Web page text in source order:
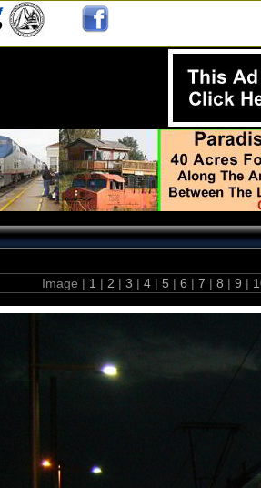
Image | 1 | 2 | 3 | 4 | 5 | 6 | 7 | 8 | 9 |